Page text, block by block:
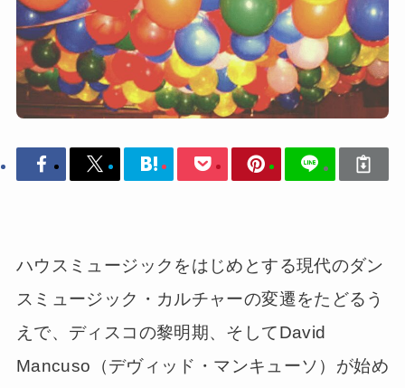
ハウスミュージックをはじめとする現代のダン
スミュージック・カルチャーの変遷をたどるう
えで、ディスコの黎明期、そしてDavid
Mancuso（デヴィッド・マンキューソ）が始め